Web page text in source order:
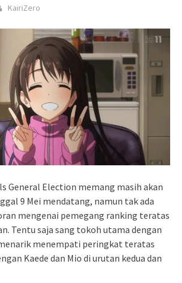
KairiZero
General Election memang masih akan
9 Mei mendatang, namun tak ada
mengenai pemegang ranking teratas
Tentu saja sang tokoh utama dengan
menempati peringkat teratas
Kaede dan Mio di urutan kedua dan